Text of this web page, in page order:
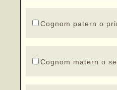
Cognom patern o
Cognom matern o